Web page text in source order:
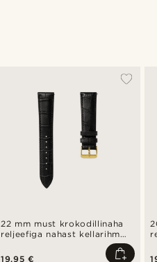
22 mm must krokodillinaha
reljeefiga nahast kellarihm
kiirvabastusega
19,95 €